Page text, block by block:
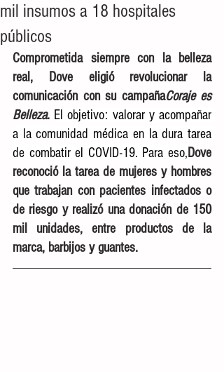
mil insumos a 18 hospitales
públicos
Comprometida siempre con la belleza
real, Dove eligió revolucionar la
comunicación con su campañaCoraje es
Belleza. El objetivo: valorar y acompañar
a la comunidad médica en la dura tarea
de combatir el COVID-19. Para eso,Dove
reconoció la tarea de mujeres y hombres
que trabajan con pacientes infectados o
de riesgo y realizó una donación de 150
mil unidades, entre productos de la
marca, barbijos y guantes.